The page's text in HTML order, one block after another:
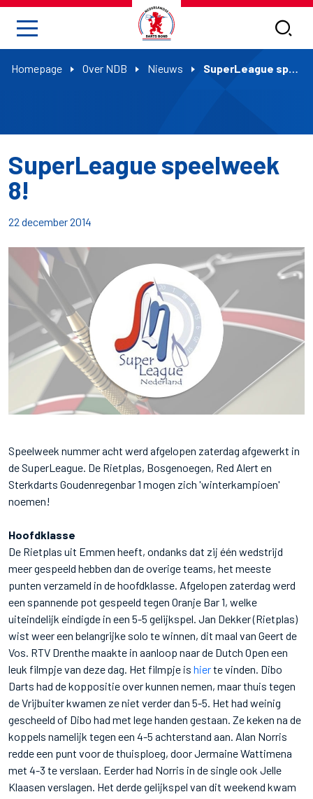
Homepage Over NDB Nieuws SuperLeague speelweek 8!
SuperLeague speelweek
8!
22 december 2014
Speelweek nummer acht werd afgelopen zaterdag afgewerkt in
de SuperLeague. De Rietplas, Bosgenoegen, Red Alert en
Sterkdarts Goudenregenbar 1 mogen zich 'winterkampioen'
noemen!
Hoofdklasse
De Rietplas uit Emmen heeft, ondanks dat zij één wedstrijd
meer gespeeld hebben dan de overige teams, het meeste
punten verzameld in de hoofdklasse. Afgelopen zaterdag werd
een spannende pot gespeeld tegen Oranje Bar 1, welke
uiteindelijk eindigde in een 5-5 gelijkspel. Jan Dekker (Rietplas)
wist weer een belangrijke solo te winnen, dit maal van Geert de
Vos. RTV Drenthe maakte in aanloop naar de Dutch Open een
leuk filmpje van deze dag. Het filmpje is hierte vinden. Dibo
Darts had de koppositie over kunnen nemen, maar thuis tegen
de Vrijbuiter kwamen ze niet verder dan 5-5. Het had weinig
gescheeld of Dibo had met lege handen gestaan. Ze keken na de
koppels namelijk tegen een 4-5 achterstand aan. Alan Norris
redde een punt voor de thuisploeg, door Jermaine Wattimena
met 4-3 te verslaan. Eerder had Norris in de single ook Jelle
Klaasen verslagen. Het derde gelijkspel van dit weekend kwam